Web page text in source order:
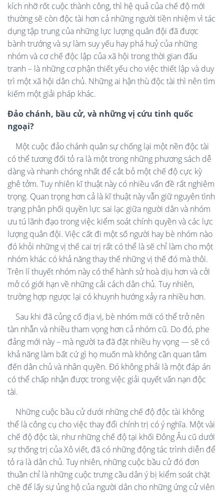
kích nhỡ rốt cuộc thành công, thì hệ quả của chế độ mới
thường sẽ còn độc tài hơn cả những người tiền nhiệm vì tác
dụng tập trung của những lực lượng quân đội đã được
bành trướng và sự làm suy yếu hay phá huỷ của những
nhóm và cơ chế độc lập của xã hội trong thời gian đấu
tranh – là những cơ phận thiết yếu cho việc thiết lập và duy
trì một xã hội dân chủ. Những ai hận thù độc tài thì nên tìm
kiếm một giải pháp khác.
Đảo chánh, bầu cử, và những vị cứu tinh quốc
ngoại?
Một cuộc đảo chánh quân sự chống lại một nền độc tài
có thể tương đối tỏ ra là một trong những phương sách dễ
dàng và nhanh chóng nhất để cắt bỏ một chế độ cực kỳ
ghê tởm. Tuy nhiên kĩ thuật này có nhiều vấn đề rất nghiêm
trọng. Quan trọng hơn cả là kĩ thuật này vẫn giữ nguyên tình
trạng phân phối quyền lực sai lạc giữa người dân và nhóm
ưu tú lãnh đạo trong việc kiểm soát chính quyền và các lực
lượng quân đội. Việc cất đi một số người hay bè nhóm nào
đó khỏi những vị thế cai trị rất có thể là sẽ chỉ làm cho một
nhóm khác có khả năng thay thế những vị thế đó mà thôi.
Trên lí thuyết nhóm này có thể hành sử hoà dịu hơn và cởi
mở có giới hạn về những cải cách dân chủ. Tuy nhiên,
trường hợp ngược lại có khuynh hướng xảy ra nhiều hơn.
Sau khi đã củng cố địa vị, bè nhóm mới có thể trở nên
tàn nhẫn và nhiều tham vọng hơn cả nhóm cũ. Do đó, phe
đảng mới này – mà người ta đã đặt nhiều hy vọng — sẽ có
khả năng làm bất cứ gì họ muốn mà không cần quan tâm
đến dân chủ và nhân quyền. Đó không phải là một đáp án
có thể chấp nhận được trong việc giải quyết vấn nạn độc
tài.
Những cuộc bầu cử dưới những chế độ độc tài không
thể là công cụ cho việc thay đổi chính trị có ý nghĩa. Một vài
chế độ độc tài, như những chế độ tại khối Đông Âu cũ dưới
sự thống trị của Xô viết, đã có những động tác trình diễn để
tỏ ra là dân chủ. Tuy nhiên, những cuộc bầu cử đó đơn
thuần chỉ là những cuộc trưng cầu dân ý bị kiểm soát chặt
chẽ để lấy sự ủng hộ của người dân cho những ứng cử viên